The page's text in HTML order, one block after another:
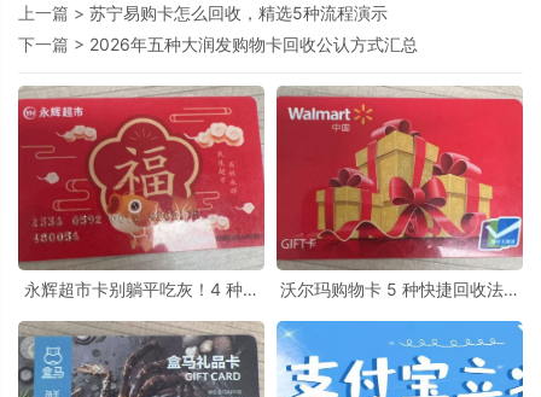
上一篇 > 苏宁易购卡怎么回收，精选5种流程演示
下一篇 > 2026年五种大润发购物卡回收公认方式汇总
永辉超市卡别躺平吃灰！4 种正
沃尔玛购物卡 5 种快捷回收法，